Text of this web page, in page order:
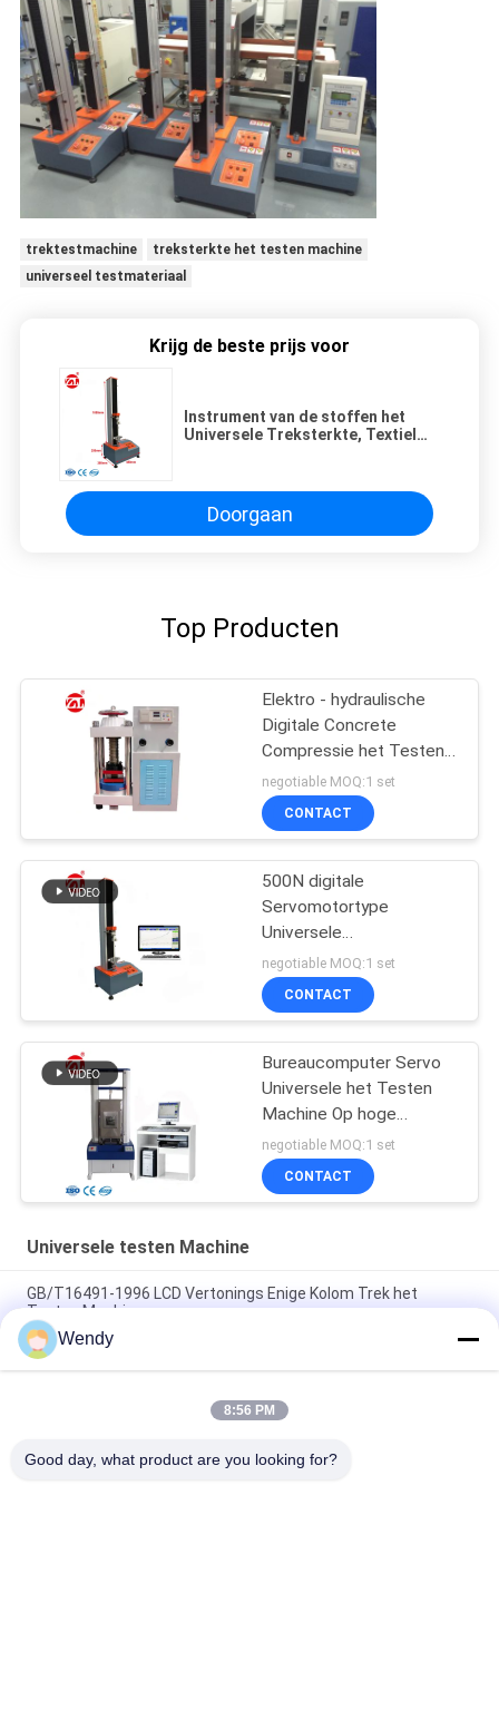
trektestmachine
treksterkte het testen machine
universeel testmateriaal
Krijg de beste prijs voor
Instrument van de stoffen het
Universele Treksterkte, Textiel
Doorgaan
Top Producten
Elektro - hydraulische
Digitale Concrete
Compressie het Testen
Machine
negotiable MOQ:1 set
CONTACT
500N digitale
Servomotortype
Universele
Stoffentreksterkte het
testen machine
negotiable MOQ:1 set
CONTACT
Bureaucomputer Servo
Universele het Testen
Machine Op hoge
temperatuur
negotiable MOQ:1 set
CONTACT
Universele testen Machine
GB/T16491-1996 LCD Vertonings Enige Kolom Trek het
Testen Machine
Elektronische Rubber Trek het Testen Machine, 5KN-Stof
Textiel het Testen Machine
Instrument van de stoffen het Universele Treksterkte, Textiel
Wendy
8:56 PM
Good day, what product are you looking for?